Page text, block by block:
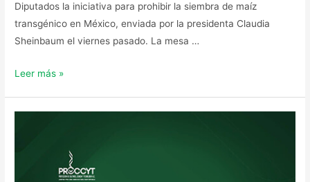
Diputados la iniciativa para prohibir la siembra de maíz
transgénico en México, enviada por la presidenta Claudia
Sheinbaum el viernes pasado. La mesa …
Leer más »